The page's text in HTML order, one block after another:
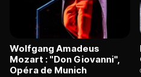
Wolfgang Amadeus
Mozart : "Don Giovanni",
Opéra de Munich